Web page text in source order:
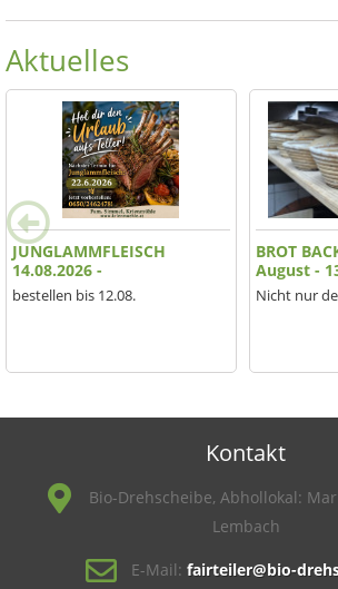
Aktuelles
JUNGLAMMFLEISCH
14.08.2026 -
bestellen bis 12.08.
BROT
August -
Nicht nur
Kontakt
Bio-Drehscheibe, Abhollokal:
Lembach
E-Mail: fairteiler@bio-